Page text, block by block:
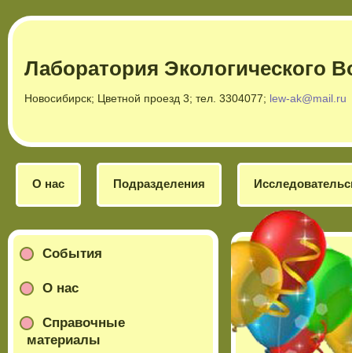
Лаборатория Экологического
Новосибирск; Цветной проезд 3; тел. 3304077; lew-ak@mail.ru
О нас Подразделения
События
О нас
Справочные
материалы